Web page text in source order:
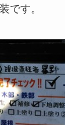
です。